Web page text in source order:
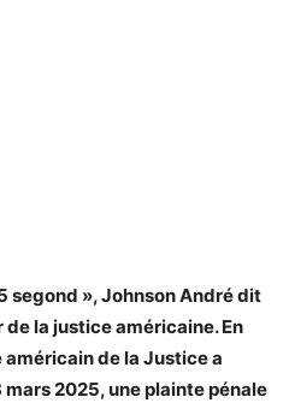
segond », Johnson André dit
de la justice américaine. En
de la Justice a
2025, une plainte pénale